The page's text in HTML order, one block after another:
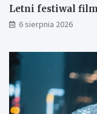
Letni festiwal
6 sierpnia 2026